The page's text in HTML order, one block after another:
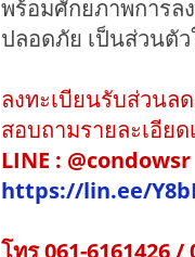
พร้อมศักยภาพการล
ปลอดภัย เป็นส่วนตั
ลงทะเบียนรับส่วนล
สอบถามรายละเอีย
LINE : @condowsr
https://lin.ee/
โทร 061-6161426 /